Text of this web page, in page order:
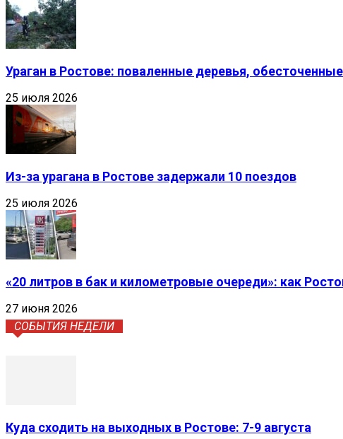
Ураган в Ростове: поваленные деревья,
25 июля 2026
Из-за урагана в Ростове задержали 10 поездов
25 июля 2026
«20 литров в бак и километровые очереди»: как
27 июня 2026
СОБЫТИЯ НЕДЕЛИ
Куда сходить на выходных в Ростове: 7-9 августа